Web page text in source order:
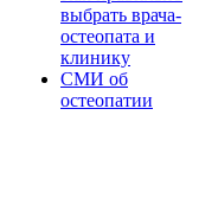
выбрать врача-
остеопата и
клинику
СМИ об
остеопатии